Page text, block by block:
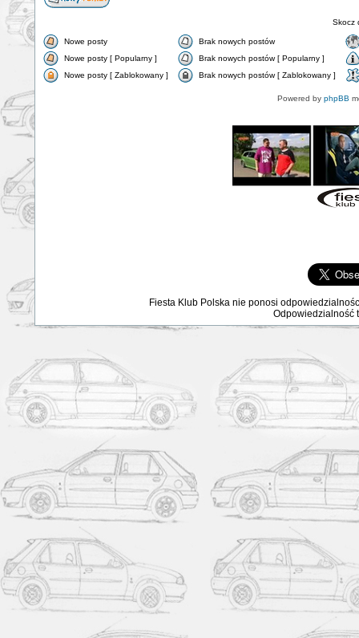
Skocz
Nowe posty
Brak nowych postów
Nowe posty [ Popularny ]
Brak nowych postów [ Popularny ]
Nowe posty [ Zablokowany ]
Brak nowych postów [ Zablokowany ]
Powered by phpBB
Fiesta Klub Polska nie ponosi
Odpowiedzialność